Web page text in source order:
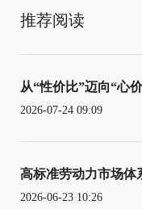
推荐阅读
从“性价比”迈向“心
2026-07-24 09:09
高标准劳动力市场体
2026-06-23 10:26